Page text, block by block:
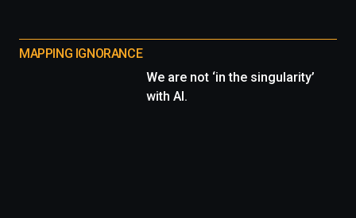
MAPPING IGNORANCE
We are not ‘in the singularity’
with AI.